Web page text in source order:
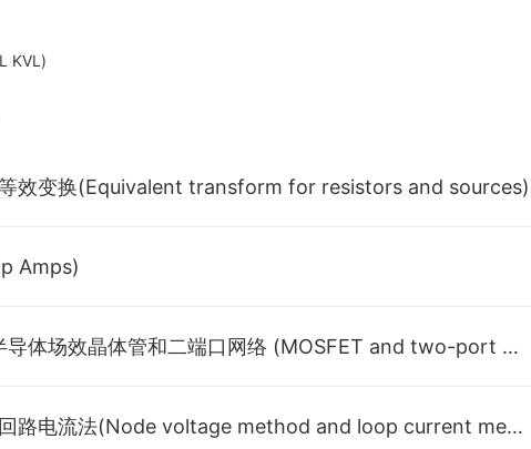
KVL)
效变换(Equivalent transform for resistors and sources)
parallel resistors)
(equivalent resistance of two-terminal network)
Amps)
第4周 金属-氧化层半导体场效晶体管和二端口网络 (MOSFET and two-port network)
system —— introduction) 第5周 节点电压法和回路电流法(Node voltage method and loop current method)